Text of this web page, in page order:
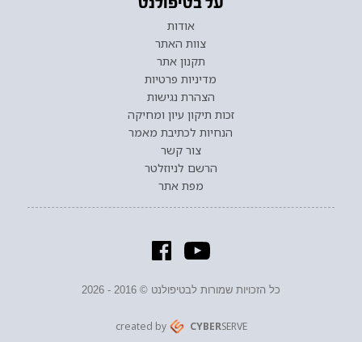
אודות
צוות האתר
תקנון אתר
מדיניות פרטיות
הצהרת נגישות
זכות תיקון עיון ומחיקה
הנחיות לכתיבת מאמר
צור קשר
הרשם לניוזלטר
מפת אתר
כל הזכויות שמורות לבטיפולנט © 2016 - 2026
created by CYBERSERVE